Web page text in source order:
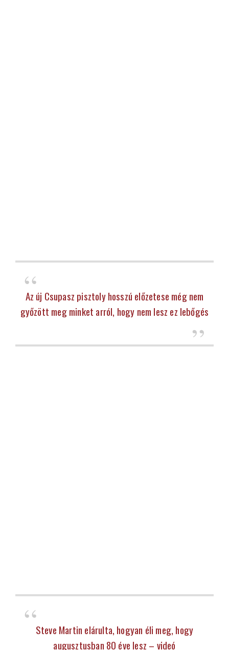
Az új Csupasz pisztoly hosszú előzetese még nem
győzött meg minket arról, hogy nem lesz ez lebőgés
Steve Martin elárulta, hogyan éli meg, hogy
augusztusban 80 éve lesz – videó